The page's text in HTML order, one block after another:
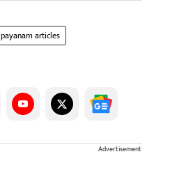
payanam articles
Advertisement